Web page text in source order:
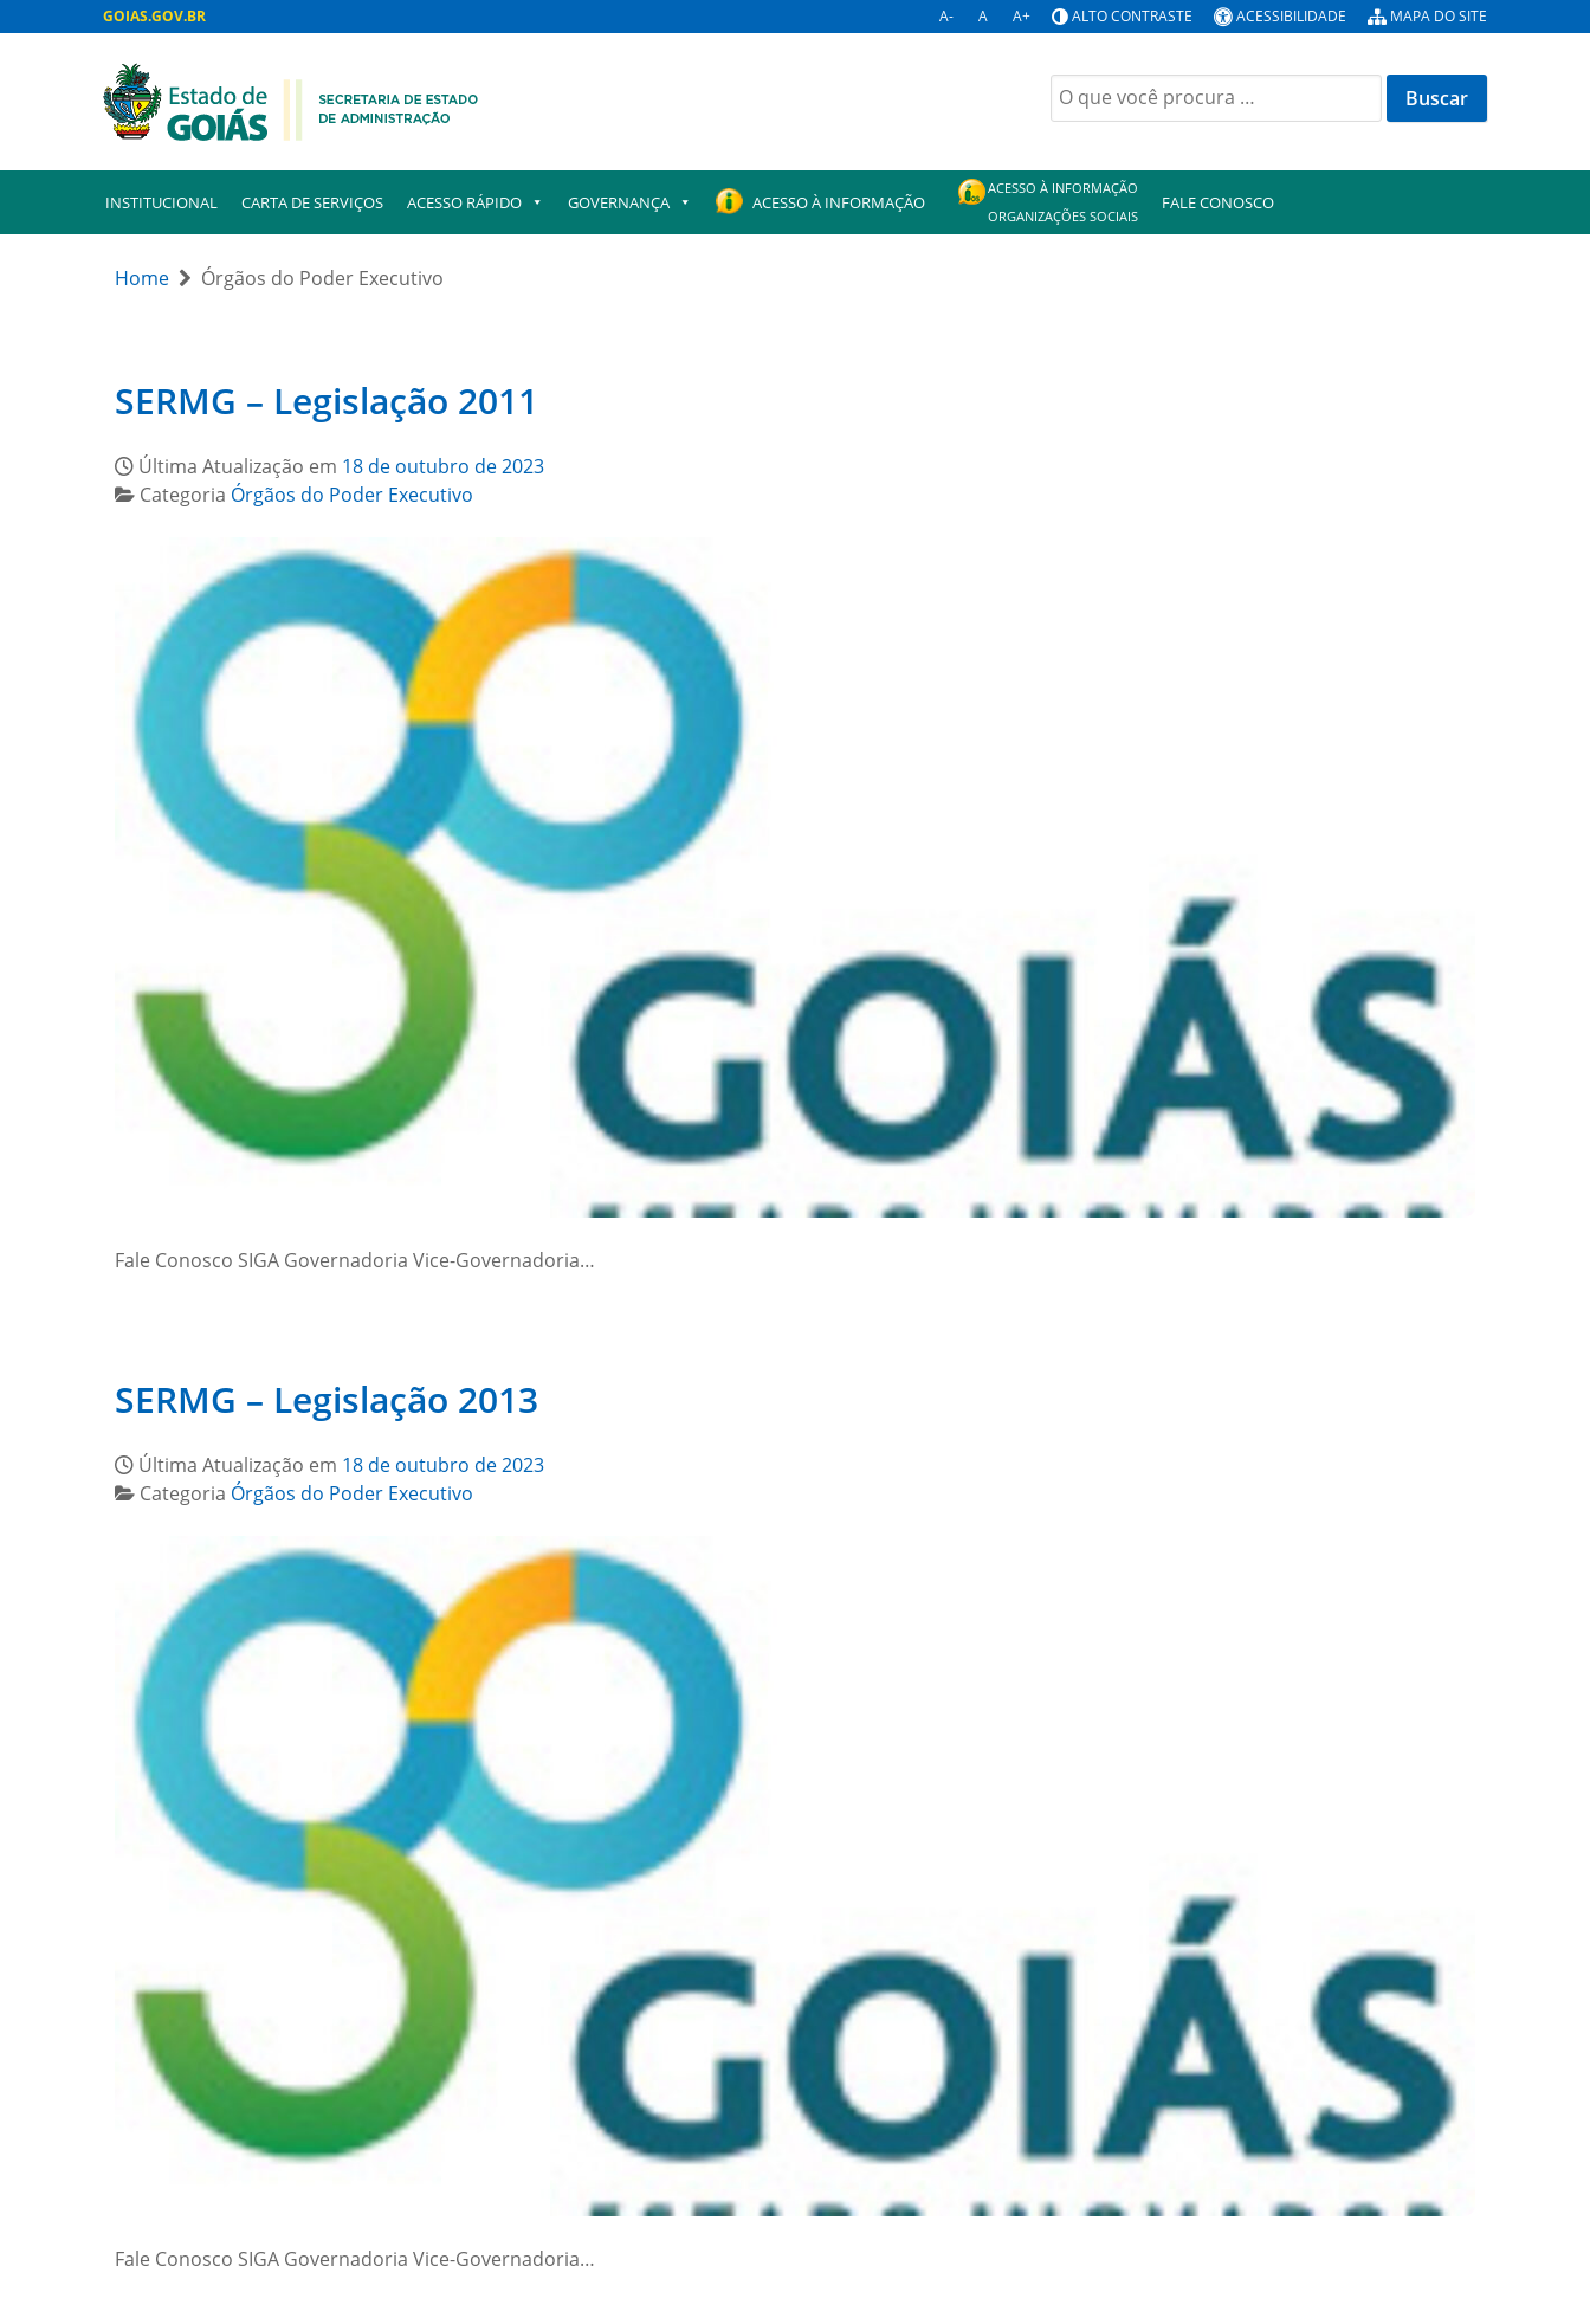
GOIAS.GOV.BR A- A A+ ALTO CONTRASTE ACESSIBILIDADE MAPA DO SITE
Buscar
por:
INSTITUCIONAL CARTA DE SERVIÇOS ACESSO RÁPIDO GOVERNANÇA ACESSO À INFORMAÇÃO
ACESSO À INFORMAÇÃO
ORGANIZAÇÕES SOCIAIS
FALE CONOSCO
Home Órgãos do Poder Executivo
SERMG – Legislação 2011
Última Atualização em 18 de outubro de 2023
Categoria Órgãos do Poder Executivo
Fale Conosco SIGA Governadoria Vice-Governadoria…
SERMG – Legislação 2013
Última Atualização em 18 de outubro de 2023
Categoria Órgãos do Poder Executivo
Fale Conosco SIGA Governadoria Vice-Governadoria…